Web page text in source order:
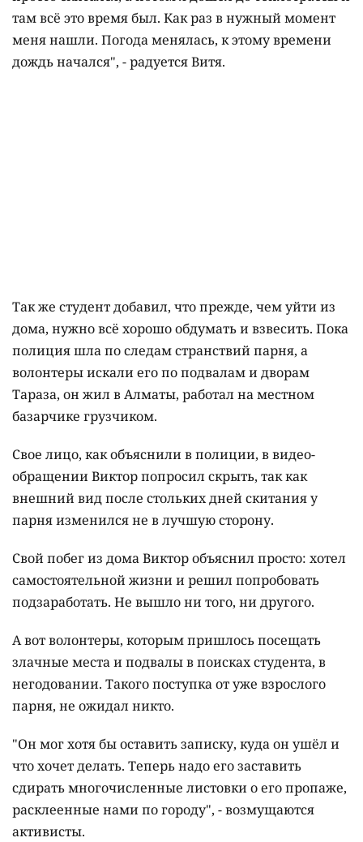
там всё это время был. Как раз в нужный момент
меня нашли. Погода менялась, к этому времени
дождь начался", - радуется Витя.
Так же студент добавил, что прежде, чем уйти из
дома, нужно всё хорошо обдумать и взвесить. Пока
полиция шла по следам странствий парня, а
волонтеры искали его по подвалам и дворам
Тараза, он жил в Алматы, работал на местном
базарчике грузчиком.
Свое лицо, как объяснили в полиции, в видео-
обращении Виктор попросил скрыть, так как
внешний вид после стольких дней скитания у
парня изменился не в лучшую сторону.
Свой побег из дома Виктор объяснил просто: хотел
самостоятельной жизни и решил попробовать
подзаработать. Не вышло ни того, ни другого.
А вот волонтеры, которым пришлось посещать
злачные места и подвалы в поисках студента, в
негодовании. Такого поступка от уже взрослого
парня, не ожидал никто.
"Он мог хотя бы оставить записку, куда он ушёл и
что хочет делать. Теперь надо его заставить
сдирать многочисленные листовки о его пропаже,
расклеенные нами по городу", - возмущаются
активисты.